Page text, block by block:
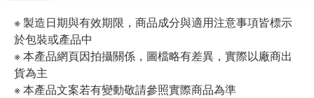
※ 製造日期與有效期限，商品成分與適用注意事項皆標示
於包裝或產品中
※ 本產品網頁因拍攝關係，圖檔略有差異，實際以廠商出
貨為主
※ 本產品文案若有變動敬請參照實際商品為準